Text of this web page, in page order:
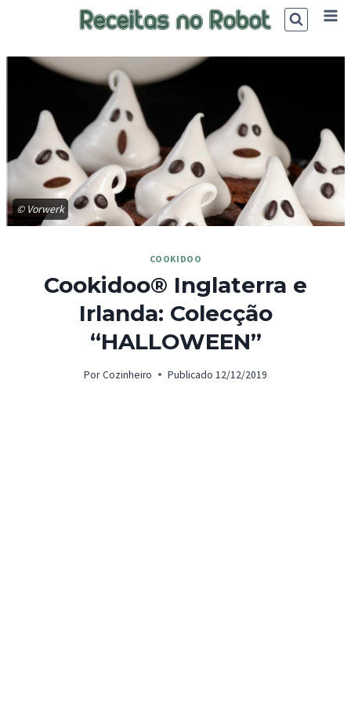
© Vorwerk
COOKIDOO
Cookidoo® Inglaterra e
Irlanda: Colecção
“HALLOWEEN”
Por Cozinheiro Publicado 12/12/2019